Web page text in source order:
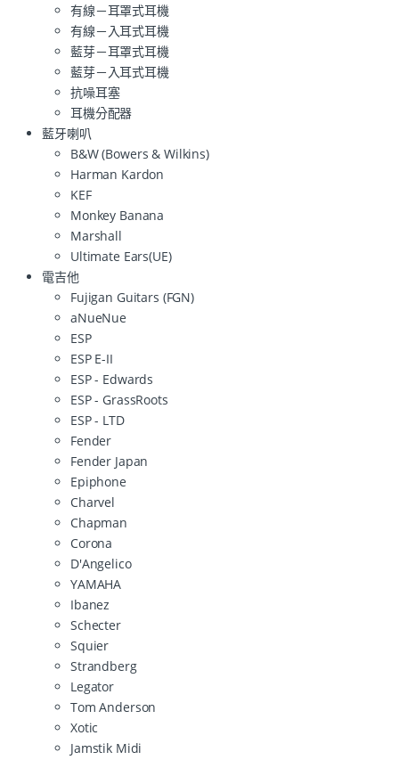
有線－耳罩式耳機
有線－入耳式耳機
藍芽－耳罩式耳機
藍芽－入耳式耳機
抗噪耳塞
耳機分配器
藍牙喇叭
B&W (Bowers & Wilkins)
Harman Kardon
KEF
Monkey Banana
Marshall
Ultimate Ears(UE)
電吉他
Fujigan Guitars (FGN)
aNueNue
ESP
ESP E-II
ESP - Edwards
ESP - GrassRoots
ESP - LTD
Fender
Fender Japan
Epiphone
Charvel
Chapman
Corona
D'Angelico
YAMAHA
Ibanez
Schecter
Squier
Strandberg
Legator
Tom Anderson
Xotic
Jamstik Midi